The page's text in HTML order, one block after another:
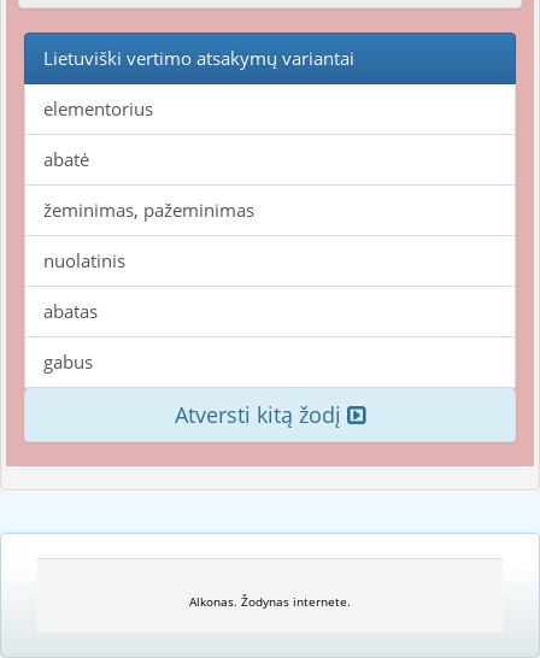
Lietuviški vertimo atsakymų variantai
elementorius
abatė
žeminimas, pažeminimas
nuolatinis
abatas
gabus
Atversti kitą žodį
Alkonas. Žodynas internete.